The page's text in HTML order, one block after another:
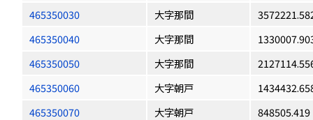
465350030
大字那間
465350040
大字那間
465350050
大字那間
465350060
大字朝戸
465350070
大字朝戸
848505.419